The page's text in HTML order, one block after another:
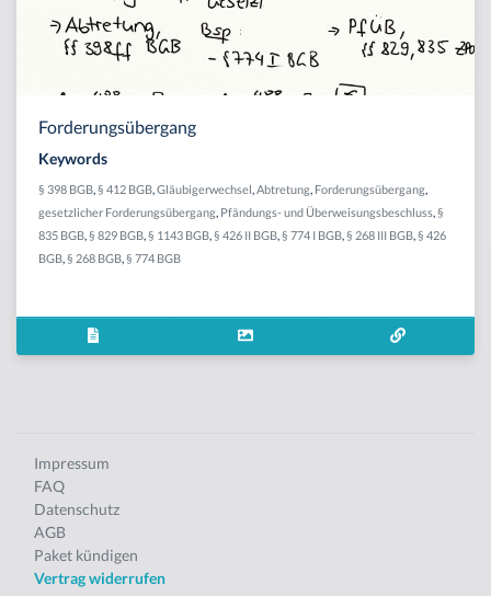
Forderungsübergang
Keywords
§ 398 BGB § 412 BGB Gläubigerwechsel Abtretung Forderungsübergang
gesetzlicher Forderungsübergang Pfändungs- und Überweisungsbeschluss §
835 BGB § 829 BGB § 1143 BGB § 426 II BGB § 774 I BGB § 268 III BGB § 426
BGB § 268 BGB § 774 BGB
Impressum
FAQ
Datenschutz
AGB
Paket kündigen
Vertrag widerrufen